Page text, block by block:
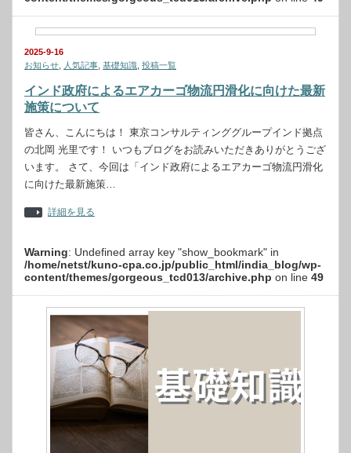
2025-9-16
お知らせ
人気記事 基礎知識 投稿一覧
インド政府によるエアカーゴ物流円滑化に向けた最新
施策について
皆さん、こんにちは！ 東京コンサルティンググループインド拠点
の北岡 光里です！ いつもブログをお読みいただきありがとうござ
います。 さて、今回は「インド政府によるエアカーゴ物流円滑化
に向けた最新施策…
詳細を見る
Warning: Undefined array key "show_bookmark" in
/home/netst/kuno-cpa.co.jp/public_html/india_blog/wp-
content/themes/gorgeous_tcd013/archive.php on line 49